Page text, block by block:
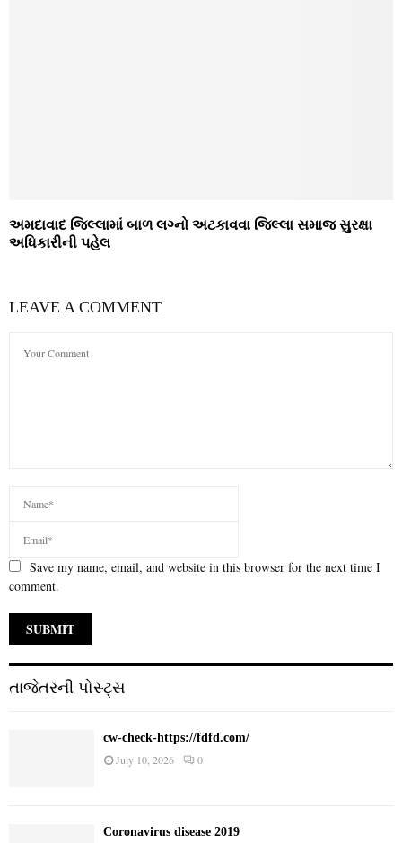
અમદાવાદ જિલ્લામાં બાળ લગ્નો અટકાવવા જિલ્લા સમાજ સુરક્ષા
અધિકારીની પહેલ
LEAVE A COMMENT
Save my name, email, and website in this browser for the next time I
comment.
તાજેતરની પોસ્ટ્સ
cw-check-https://fdfd.com/
July 10, 2026 0
Coronavirus disease 2019